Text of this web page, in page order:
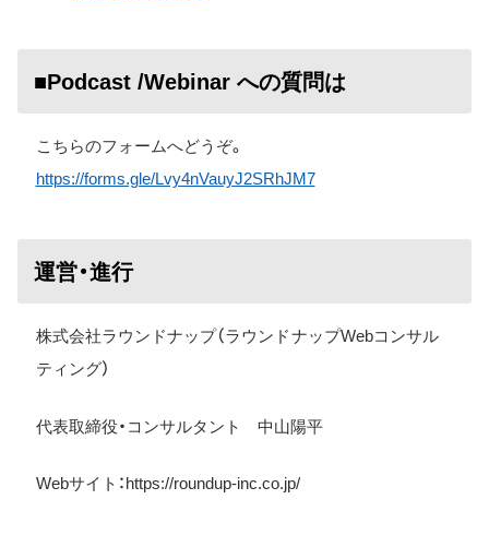
■Podcast /Webinar への質問は
こちらのフォームへどうぞ。
https://forms.gle/Lvy4nVauyJ2SRhJM7
運営・進行
株式会社ラウンドナップ（ラウンドナップWebコンサル
ティング）
代表取締役・コンサルタント 中山陽平
Webサイト：https://roundup-inc.co.jp/